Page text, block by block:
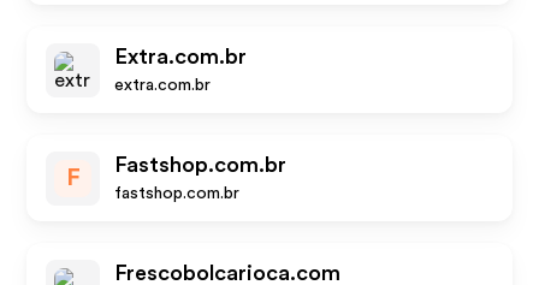
Extra.com.br
extra.com.br
F
Fastshop.com.br
fastshop.com.br
Frescobolcarioca.com